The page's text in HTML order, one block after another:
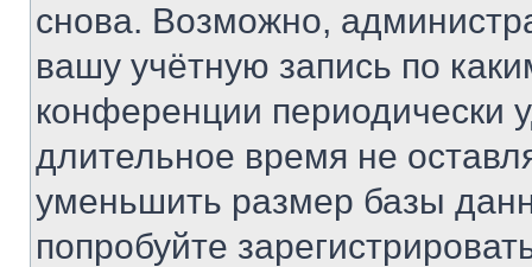
снова. Возможно,
вашу учётную запись по
конференции периодически
длительное время не
уменьшить размер базы
попробуйте